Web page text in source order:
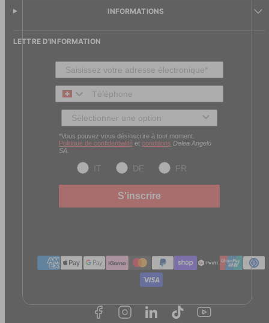
INFORMATIONS
LETTRE D'INFORMATION
Téléphone
Type de client
*Vous pouvez vous désinscrire à tout moment.
Politique de confidentialitéet conditions Delea Angelo
SA.
IT DE FR
S'inscrire
Méthodes
de
paiement